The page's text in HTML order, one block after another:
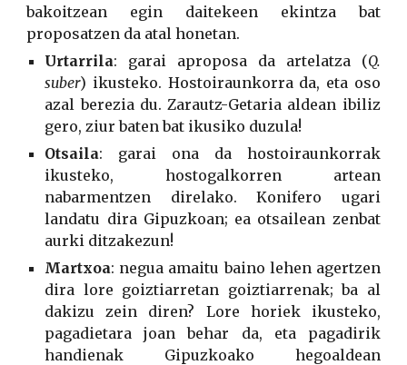
bakoitzean egin daitekeen ekintza bat
proposatzen da atal honetan.
Urtarrila: garai aproposa da artelatza (Q.
suber) ikusteko. Hostoiraunkorra da, eta oso
azal berezia du. Zarautz-Getaria aldean ibiliz
gero, ziur baten bat ikusiko duzula!
Otsaila: garai ona da hostoiraunkorrak
ikusteko, hostogalkorren artean
nabarmentzen direlako. Konifero ugari
landatu dira Gipuzkoan; ea otsailean zenbat
aurki ditzakezun!
Martxoa: negua amaitu baino lehen agertzen
dira lore goiztiarretan goiztiarrenak; ba al
dakizu zein diren? Lore horiek ikusteko,
pagadietara joan behar da, eta pagadirik
handienak Gipuzkoako hegoaldean